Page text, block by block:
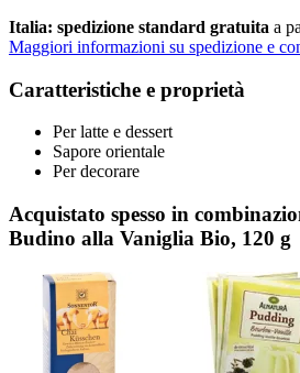
Italia: spedizione standard gratuita a
Maggiori informazioni su spedizione e
Caratteristiche e proprietà
Per latte e dessert
Sapore orientale
Per decorare
Acquistato spesso in
Budino alla Vaniglia Bio, 120 g